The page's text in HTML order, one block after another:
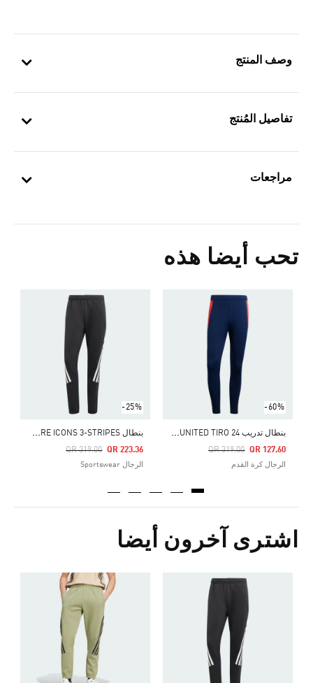
وصف المنتج
تفاصيل المُنتج
مراجعات
تحب أيضا هذه
-60%
ب
نطال تدريب MANCHESTER UNITED TIRO 24
Price Reduced From
QR 319.00
To QR 127.60
الرجال كرة القدم
-25%
ب
نطال FUTURE ICONS 3-STRIPES
Price Reduced From
QR 319.00
To QR 223.36
الرجال Sportswear
اشترى آخرون أيضا
Price Reduced From